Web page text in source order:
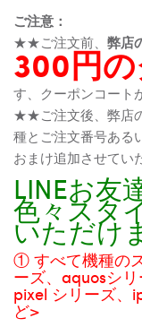
ご注意：
★★ご注文前、 弊店
300円
す、クーポンコート
★★ご注文後、弊店
種とご注文番号ある
おまけ追加させてい
LINEお友
色々スタ
いただけ
① すべて機種の
ーズ、aquosシ
pixel シリーズ、
ど>